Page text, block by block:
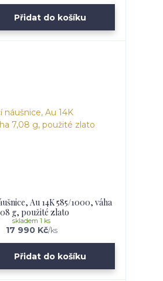
Přidat do košíku
Au 14K 585/1000, váha
g, použité zlato
17 990 Kč/ks
skladem 1 ks
Přidat do košíku